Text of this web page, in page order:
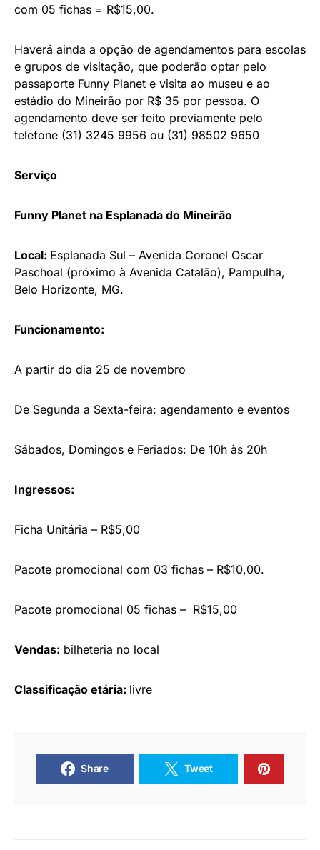
com 05 fichas = R$15,00.
Haverá ainda a opção de agendamentos para escolas
e grupos de visitação, que poderão optar pelo
passaporte Funny Planet e visita ao museu e ao
estádio do Mineirão por R$ 35 por pessoa. O
agendamento deve ser feito previamente pelo
telefone (31) 3245 9956 ou (31) 98502 9650
Serviço
Funny Planet na Esplanada do Mineirão
Local: Esplanada Sul – Avenida Coronel Oscar
Paschoal (próximo à Avenida Catalão), Pampulha,
Belo Horizonte, MG.
Funcionamento:
A partir do dia 25 de novembro
De Segunda a Sexta-feira: agendamento e eventos
Sábados, Domingos e Feriados: De 10h às 20h
Ingressos:
Ficha Unitária – R$5,00
Pacote promocional com 03 fichas – R$10,00.
Pacote promocional 05 fichas – R$15,00
Vendas: bilheteria no local
Classificação etária: livre
Share Tweet